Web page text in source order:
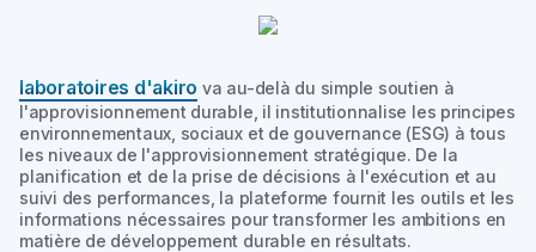
laboratoires d'akiro va au-delà du simple soutien à
l'approvisionnement durable, il institutionnalise les principes
environnementaux, sociaux et de gouvernance (ESG) à tous
les niveaux de l'approvisionnement stratégique. De la
planification et de la prise de décisions à l'exécution et au
suivi des performances, la plateforme fournit les outils et les
informations nécessaires pour transformer les ambitions en
matière de développement durable en résultats.